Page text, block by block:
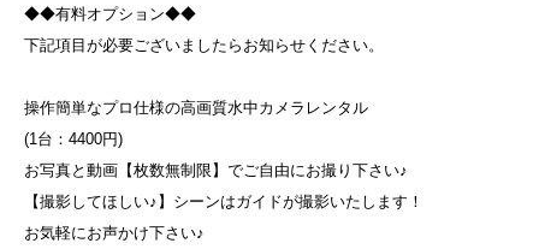
◆◆有料オプション◆◆
下記項目が必要ございましたらお知らせください。
操作簡単なプロ仕様の高画質水中カメラレンタル
(1台：4400円)
お写真と動画【枚数無制限】でご自由にお撮り下さい♪
【撮影してほしい♪】シーンはガイドが撮影いたします！
お気軽にお声かけ下さい♪